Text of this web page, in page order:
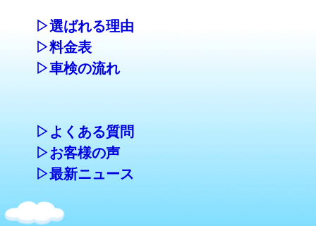
▷選ばれる理由
▷料金表
▷車検の流れ
▷よくある質問
▷お客様の声
▷最新ニュース